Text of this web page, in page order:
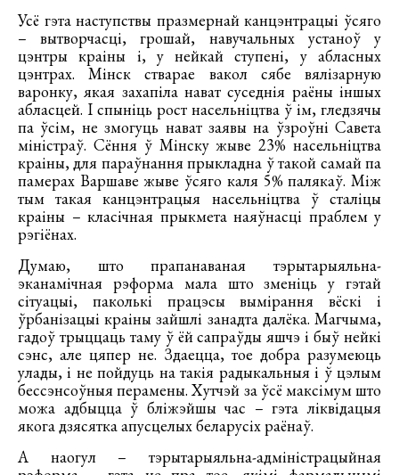
Усё гэта наступствы празмернай канцэнтрацыі ўсяго
– вытворчасці, грошай, навучальных устаноў у
цэнтры краіны і, у нейкай ступені, у абласных
цэнтрах. Мінск стварае вакол сябе вялізарную
варонку, якая захапіла нават суседнія раёны іншых
абласцей. І спыніць рост насельніцтва ў ім, гледзячы
па ўсім, не змогуць нават заявы на ўзроўні Савета
міністраў. Сёння ў Мінску жыве 23% насельніцтва
краіны, для параўнання прыкладна ў такой самай па
памерах Варшаве жыве ўсяго каля 5% палякаў. Між
тым такая канцэнтрацыя насельніцтва ў сталіцы
краіны – класічная прыкмета наяўнасці праблем у
рэгіёнах.
Думаю, што прапанаваная тэрытарыяльна-
эканамічная рэформа мала што зменіць у гэтай
сітуацыі, паколькі працэсы вымірання вёскі і
ўрбанізацыі краіны зайшлі занадта далёка. Магчыма,
гадоў трыццаць таму ў ёй сапраўды яшчэ і быў нейкі
сэнс, але цяпер не. Здаецца, тое добра разумеюць
улады, і не пойдуць на такія радыкальныя і ў цэлым
бессэнсоўныя перамены. Хутчэй за ўсё максімум што
можа адбыцца ў бліжэйшы час – гэта ліквідацыя
якога дзясятка апусцелых беларусіх раёнаў.
А наогул – тэрытарыяльна-адміністрацыйная